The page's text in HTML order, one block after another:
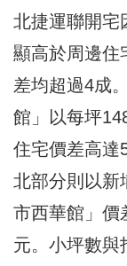
北捷運聯開宅
顯高於周邊住
差均超過4成
館」以每坪
住宅價差高達
北部分則以新
市西華館」價
元。小坪數與